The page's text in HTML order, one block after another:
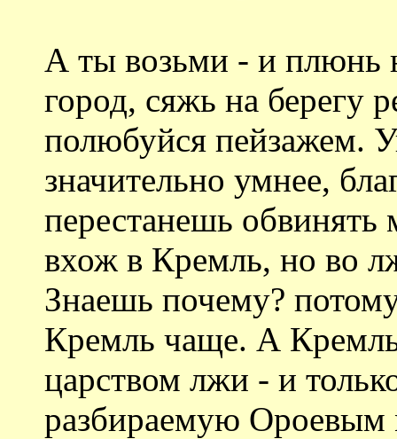
А ты возьми - и плюнь
город, сяжь на берегу
полюбуйся пейзажем.
значительно умнее,
перестанешь
вхож в Кремль, но во
Знаешь почему?
Кремль чаще. А Кремль
царством лжи - и
разбираемую Ороевым